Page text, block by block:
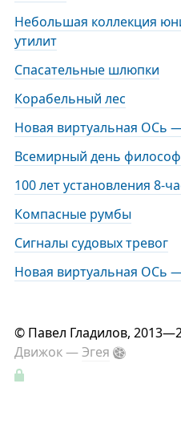
Небольшая коллекция
утилит
Спасательные шлюпки
Корабельный лес
Новая виртуальная ОСь
Всемирный день
100 лет установления 8-
Компасные румбы
Сигналы судовых тревог
Новая виртуальная ОСь
© Павел Гладилов,
Движок —Эгея